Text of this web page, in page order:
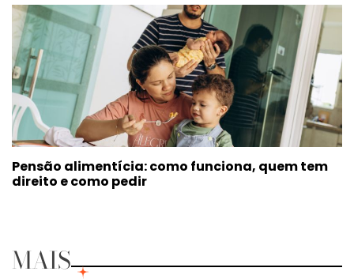
Pensão alimentícia: como funciona, quem tem
direito e como pedir
MAIS